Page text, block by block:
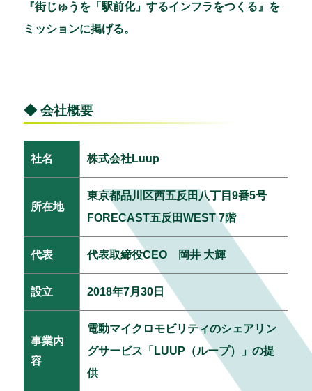
『街じゅうを「駅前化」するインフラをつくる』を
ミッションに掲げる。
◆ 会社概要
社名 株式会社Luup
所在地
東京都品川区西五反田八丁目9番5号
FORECAST五反田WEST 7階
代表 代表取締役CEO 岡井 大輝
設立 2018年7月30日
事業内
容
電動マイクロモビリティのシェアリン
グサービス「LUUP（ループ）」の提
供